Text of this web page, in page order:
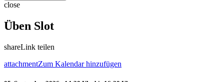
close
Üben Slot
shareLink teilen
attachmentZum Kalendar hinzufügen